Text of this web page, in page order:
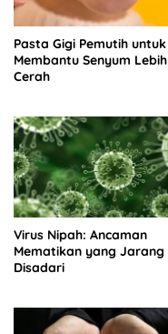
Pasta Gigi Pemutih untuk
Membantu Senyum Lebih
Cerah
Virus Nipah: Ancaman
Mematikan yang Jarang
Disadari